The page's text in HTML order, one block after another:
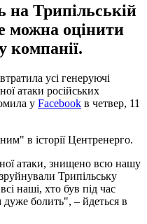
Трипільській
можна оцінити
компанії.
усі генеруючі
атаки російських
у Facebook в четвер, 11
в історії Центренерго.
атаки, знищено всю нашу
Трипільську
наші, хто був під час
дуже болить", – йдеться в